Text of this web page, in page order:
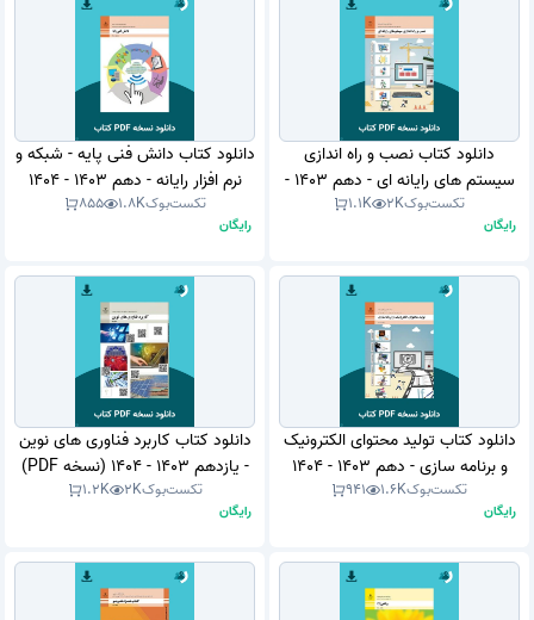
دانلود کتاب نصب و راه اندازی
سیستم های رایانه ای - دهم 1403 -
1404 (نسخه PDF)
تکست‌بوک2K
1.1K
رایگان
دانلود کتاب دانش فنی پایه - شبکه و
نرم افزار رایانه - دهم 1403 - 1404
(نسخه PDF)
تکست‌بوک1.8K
855
رایگان
دانلود کتاب تولید محتوای الکترونیک
و برنامه سازی - دهم 1403 - 1404
(نسخه PDF)
تکست‌بوک1.6K
941
رایگان
دانلود کتاب کاربرد فناوری های نوین
- یازدهم 1403 - 1404 (نسخه PDF)
تکست‌بوک2K
1.2K
رایگان